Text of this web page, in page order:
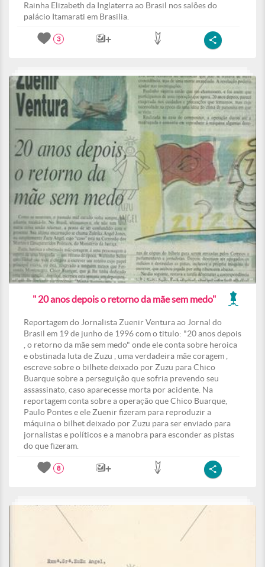
Rainha Elizabeth da Inglaterra ao Brasil nos salões do
palácio Itamarati em Brasilia.
3
" 20 anos depois o retorno da mãe sem medo"
Reportagem do Jornalista Zuenir Ventura ao Jornal do
Brasil em 19 de junho de 1996 com o titulo: "20 anos depois
, o retorno da mãe sem medo" onde ele conta sobre heroica
e obstinada luta de Zuzu , uma verdadeira mãe coragem ,
escreve sobre o bilhete deixado por Zuzu para Chico
Buarque sobre a perseguição que sofria prevendo seu
assassinato, caso aparecesse morta por acidente. Na
reportagem conta sobre a operação que Chico Buarque,
Paulo Pontes e ele Zuenir fizeram para reproduzir a
máquina o bilhet deixado por Zuzu para ser enviado para
jornalistas e políticos e a manobra para esconder as pistas
do que fizeram.
8